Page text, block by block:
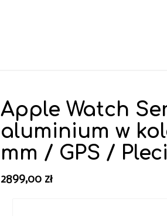
Apple Watch
aluminium w
mm / GPS /
2899,00 zł